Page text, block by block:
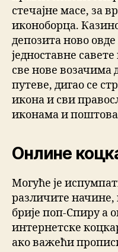
стечајне масе, за
иконоборца.
депозита ново
једноставне
све нове возачима
путеве, дигао се
икона и сви
иконама и
Онлине
Могуће је
различите начине,
брије поп-Спиру а
интернетске
ако важећи